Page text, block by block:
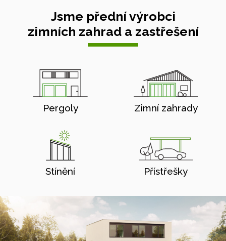
Jsme přední výrobci
zimních zahrad a zastřešení
Pergoly Zimní zahrady
Stínění Přístřešky